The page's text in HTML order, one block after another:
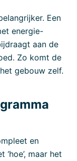
Een
energie-
aan de
Zo komt de
gebouw zelf.
en
maar het